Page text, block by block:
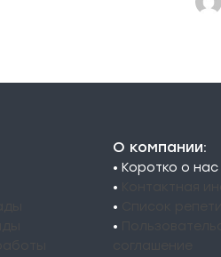
О компании:
• Коротко о нас
•
•
•